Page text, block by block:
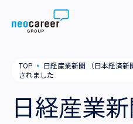
Skip to content
neocareer について
私たちの考え方
TOP ▪ 日経産業新聞 （日本経済
されました
日経産業